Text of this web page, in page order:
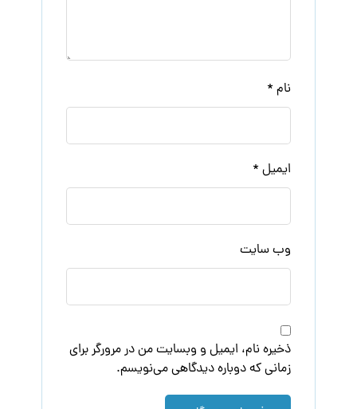
نام *
ایمیل *
وب‌ سایت
ذخیره نام، ایمیل و وبسایت من در مرورگر برای
زمانی که دوباره دیدگاهی می‌نویسم.